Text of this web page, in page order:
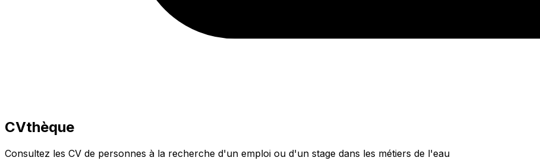
CVthèque
Consultez les CV de personnes à la recherche d'un emploi ou d'un stage dans les métiers de l'eau